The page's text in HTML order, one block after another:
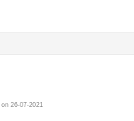
on 26-07-2021